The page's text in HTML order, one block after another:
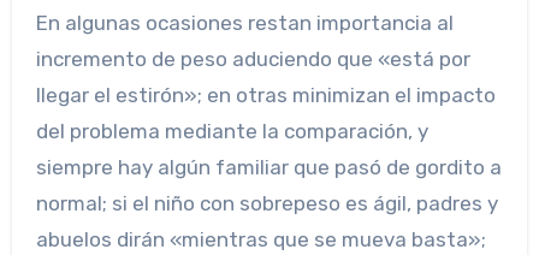
En algunas ocasiones restan importancia al
incremento de peso aduciendo que «está por
llegar el estirón»; en otras minimizan el impacto
del problema mediante la comparación, y
siempre hay algún familiar que pasó de gordito a
normal; si el niño con sobrepeso es ágil, padres y
abuelos dirán «mientras que se mueva basta»;